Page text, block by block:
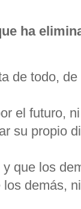
ha
de todo,
el futuro,
su propio
que los
demás,